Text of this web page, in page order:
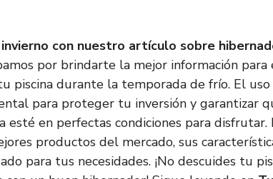
con nuestro artículo sobre
por brindarte la mejor información para
piscina durante la temporada de frío. El
para proteger tu inversión y garantizar
esté en perfectas condiciones para
productos del mercado, sus
para tus necesidades. ¡No descuides tu